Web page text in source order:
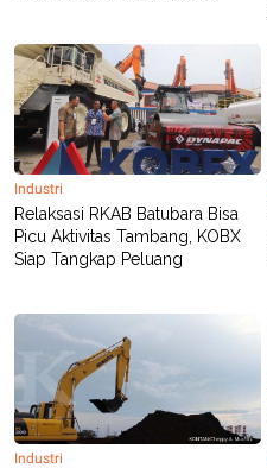
Industri
Relaksasi RKAB Batubara Bisa
Picu Aktivitas Tambang, KOBX
Siap Tangkap Peluang
Industri